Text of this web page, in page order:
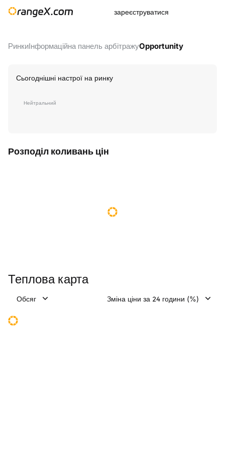
зареєструватися
РинкиІнформаційна панель арбітражуOpportunity
Сьогоднішні настрої на ринку
Нейтральний
Розподіл коливань цін
Теплова карта
Обсяг Зміна ціни за 24 години (%)